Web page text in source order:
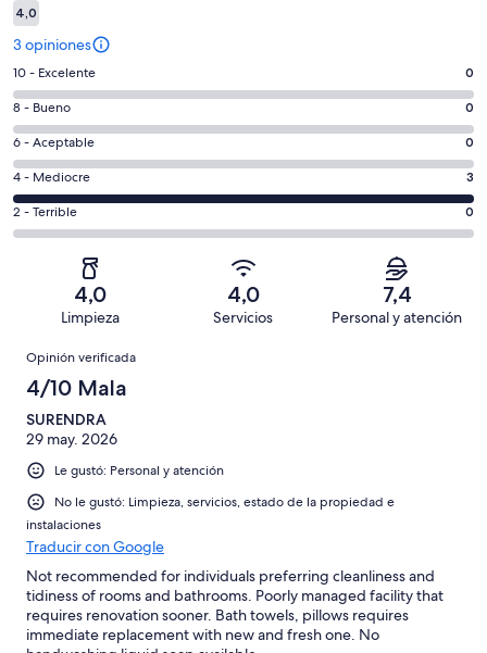
4,0
3 opiniones
Evaluación:
10
-
Excelente.
0
de
3
opiniones
10 - Excelente 0
Evaluación:
8
-
Bueno.
0
de
opiniones
8 - Bueno 0
Evaluación:
6
-
Aceptable.
0
opiniones
6 - Aceptable 0
Evaluación:
4
-
4 - Mediocre 3
Evaluación:
2
2 - Terrible 0
4,0
Limpieza
4,0
Servicios
7,4
Personal y atención
Opiniones
Opinión verificada
4/10 Mala
SURENDRA
29 may. 2026
Le gustó: Personal y atención
No le gustó: Limpieza, servicios, estado de la propiedad e
instalaciones
Traducir con Google
Not recommended for individuals preferring cleanliness and
tidiness of rooms and bathrooms. Poorly managed facility that
requires renovation sooner. Bath towels, pillows requires
immediate replacement with new and fresh one. No